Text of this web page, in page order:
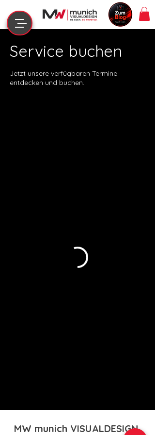
Service buchen
Jetzt unsere verfügbaren Termine
entdecken und buchen.
MW munich VISUALDESIGN